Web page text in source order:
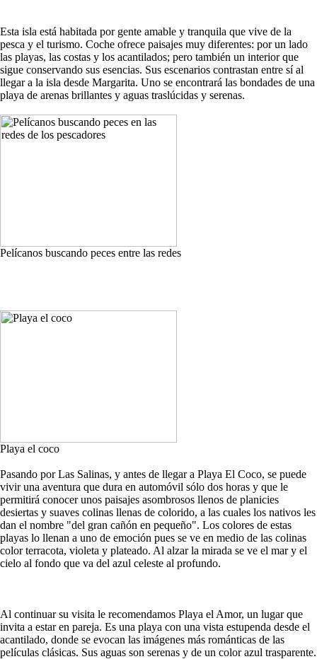
Esta isla está habitada por gente amable y tranquila que vive de la
pesca y el turismo. Coche ofrece paisajes muy diferentes: por un lado
las playas, las costas y los acantilados; pero también un interior que
sigue conservando sus esencias. Sus escenarios contrastan entre sí al
llegar a la isla desde Margarita. Uno se encontrará las bondades de una
playa de arenas brillantes y aguas traslúcidas y serenas.
Pelícanos buscando peces entre las redes
Playa el coco
Pasando por Las Salinas, y antes de llegar a Playa El Coco, se puede
vivir una aventura que dura en automóvil sólo dos horas y que le
permitirá conocer unos paisajes asombrosos llenos de planicies
desiertas y suaves colinas llenas de colorido, a las cuales los nativos les
dan el nombre "del gran cañón en pequeño". Los colores de estas
playas lo llenan a uno de emoción pues se ve en medio de las colinas
color terracota, violeta y plateado. Al alzar la mirada se ve el mar y el
cielo al fondo que va del azul celeste al profundo.
Al continuar su visita le recomendamos Playa el Amor, un lugar que
invita a estar en pareja. Es una playa con una vista estupenda desde el
acantilado, donde se evocan las imágenes más románticas de las
películas clásicas. Sus aguas son serenas y de un color azul trasparente.